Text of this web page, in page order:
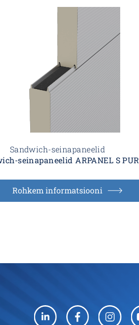
Sandwich-seinapaneelid
seinapaneelid ARPANEL S PUR
Rohkem informatsiooni